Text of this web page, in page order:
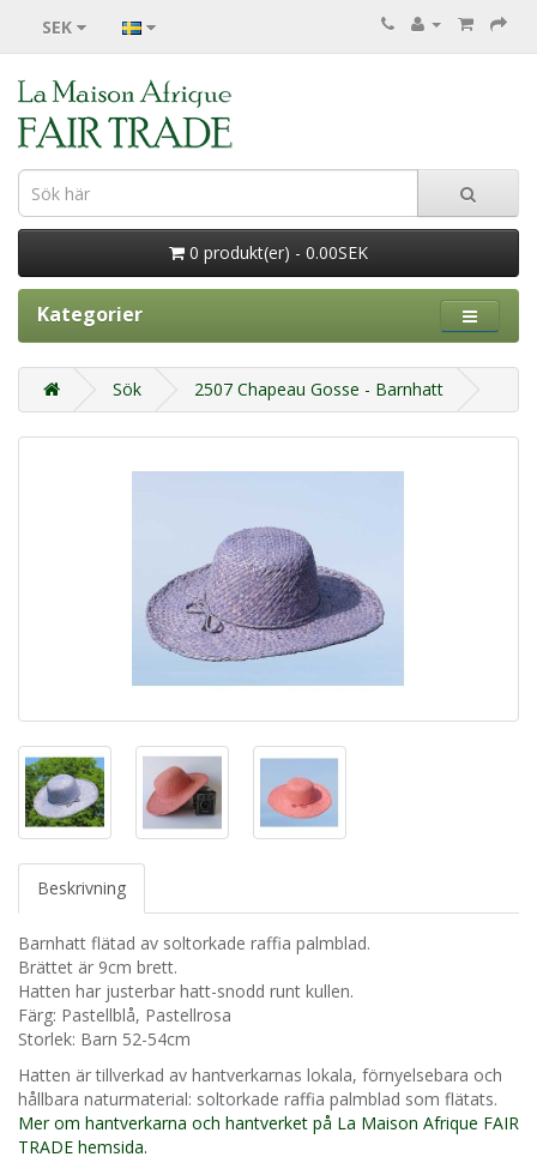
SEK
0 produkt(er) - 0.00SEK
Kategorier
Sök 2507 Chapeau Gosse - Barnhatt
Beskrivning
Barnhatt flätad av soltorkade raffia palmblad.
Brättet är 9cm brett.
Hatten har justerbar hatt-snodd runt kullen.
Färg: Pastellblå, Pastellrosa
Storlek: Barn 52-54cm
Hatten är tillverkad av hantverkarnas lokala, förnyelsebara och
hållbara naturmaterial: soltorkade raffia palmblad som flätats.
Mer om hantverkarna och hantverket på La Maison Afrique FAIR
TRADE hemsida.